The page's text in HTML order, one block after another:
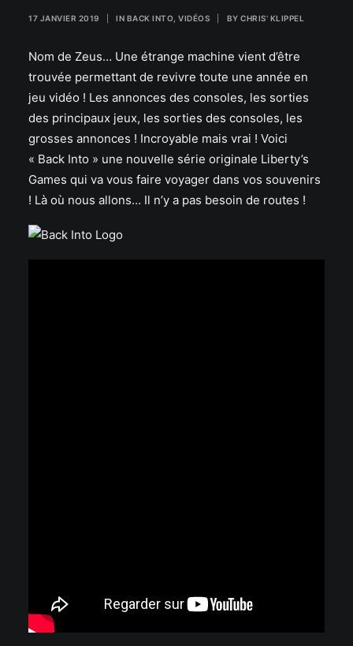
17 JANVIER 2019 IN BACK INTO VIDÉOS BY CHRIS' KLIPPEL
Nom de Zeus… Une étrange machine vient d’être
trouvée permettant de revivre toute une année en
jeu vidéo ! Les annonces des consoles, les sorties
des principaux jeux, les sorties des consoles, les
grosses annonces ! Incroyable mais vrai ! Voici
« Back Into » une nouvelle série originale Liberty’s
Games qui va vous faire voyager dans vos souvenirs
! Là où nous allons… Il n’y a pas besoin de routes !